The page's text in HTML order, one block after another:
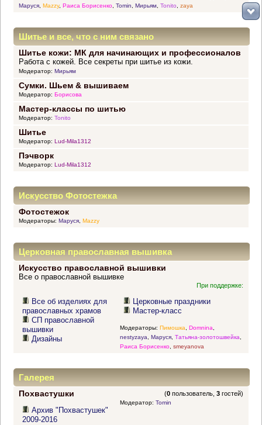
Маруся, Mazzy, Раиса Борисенко, Tomin Мирьям, Tonito zaya
Шитье и все, что с ним связано
Шитье кожи: МК для начинающих и профессионалов
Работа с кожей. Все секреты при шитье из кожи.
Модератор: Мирьям
Сумки. Шьем & вышиваем
Модератор: Борисова
Мастер-классы по шитью
Модератор: Tonito
Шитье
Модератор: Lud-Mila1312
Пэчворк
Модератор: Lud-Mila1312
Искусство Фотостежка
Фотостежок
Модераторы: Маруся, Mazzy
Церковная православная вышивка
Искусство православной вышивки
Все о православной вышивке
При поддержке:
Все об изделиях для
православных храмов
СП православной
вышивки
Дизайны
Церковные праздники
Мастер-класс
Модераторы: Пимошка Domnina
nestyzaya
Маруся, Татьяна-золотошвейка
Раиса Борисенко, smeyanova
Галерея
Похвастушки (0 пользователь,3 гостей)
Архив "Похвастушек"
2009-2016
Модератор: Tomin